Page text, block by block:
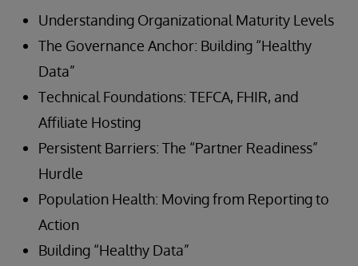
Understanding Organizational Maturity Levels
The Governance Anchor: Building “Healthy
Data”
Technical Foundations: TEFCA, FHIR, and
Affiliate Hosting
Persistent Barriers: The “Partner Readiness”
Hurdle
Population Health: Moving from Reporting to
Action
Building “Healthy Data”